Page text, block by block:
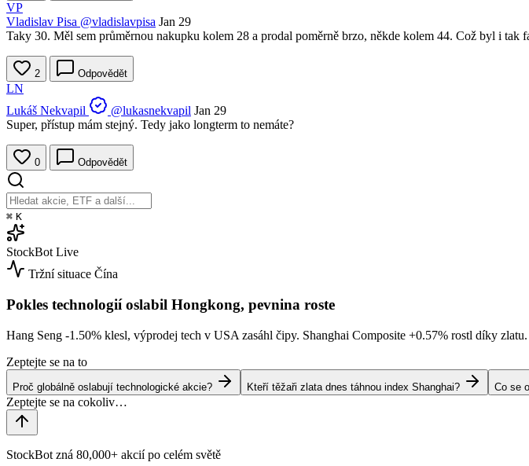
VP
Vladislav Pisa @vladislavpisa Jan 29
Taky 30. Měl sem průměrnou nakupku kolem 28 a prodal poměrně brzo, někde kolem 44. Což byl i tak
2 Odpovědět
LN
Lukáš Nekvapil
@lukasnekvapil Jan 29
Super, přístup mám stejný. Tedy jako longterm to nemáte?
0 Odpovědět
⌘ K
StockBot Live
Tržní situace Čína
Pokles technologií oslabil Hongkong, pevnina roste
Hang Seng -1.50% klesl, výprodej tech v USA zasáhl čipy. Shanghai Composite +0.57% rostl díky zlatu.
Zeptejte se na to
Proč globálně oslabují technologické akcie? Kteří těžaři zlata dnes táhnou index Shanghai? Co se
StockBot zná 80,000+ akcií po celém světě